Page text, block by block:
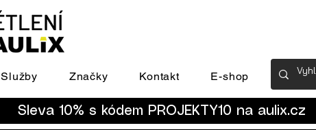
Služby Značky Kontakt E-shop
Sleva 10% s kódem PROJEKTY10 na aulix.cz